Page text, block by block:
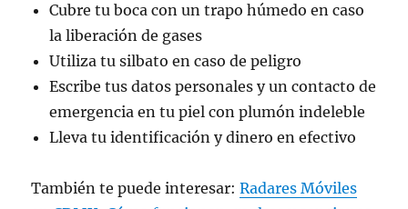
Cubre tu boca con un trapo húmedo en caso
la liberación de gases
Utiliza tu silbato en caso de peligro
Escribe tus datos personales y un contacto de
emergencia en tu piel con plumón indeleble
Lleva tu identificación y dinero en efectivo
También te puede interesar:Radares Móviles